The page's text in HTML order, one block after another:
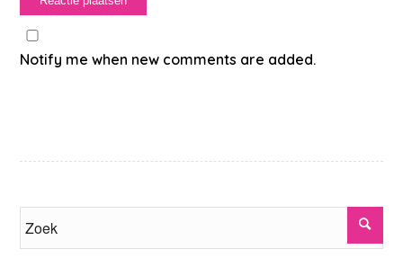
Notify me when new comments are added.